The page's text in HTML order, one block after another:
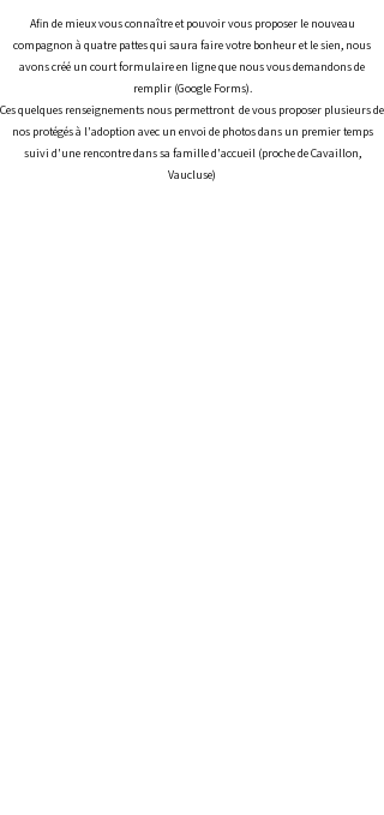
Afin de mieux vous connaître et pouvoir vous proposer le nouveau
compagnon à quatre pattes qui saura faire votre bonheur et le sien, nous
avons créé un court formulaire en ligne que nous vous demandons de
remplir (Google Forms).
Ces quelques renseignements nous permettront de vous proposer plusieurs de
nos protégés à l'adoption avec un envoi de photos dans un premier temps
suivi d'une rencontre dans sa famille d'accueil (proche de Cavaillon,
Vaucluse)